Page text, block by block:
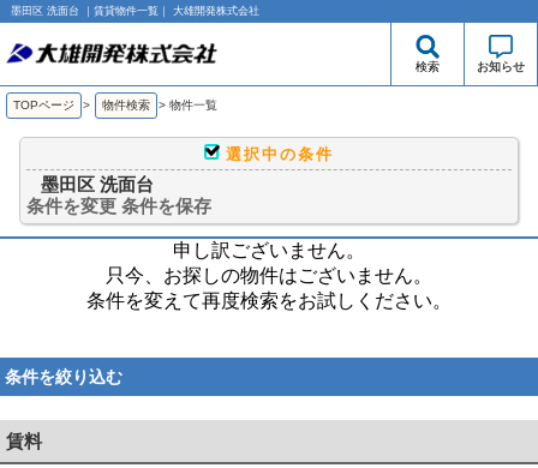
墨田区 洗面台 ｜賃貸物件一覧｜ 大雄開発株式会社
検索 お知らせ
TOPページ > 物件検索 > 物件一覧
選択中の条件
墨田区 洗面台
条件を変更 条件を保存
申し訳ございません。
只今、お探しの物件はございません。
条件を変えて再度検索をお試しください。
条件を絞り込む
賃料